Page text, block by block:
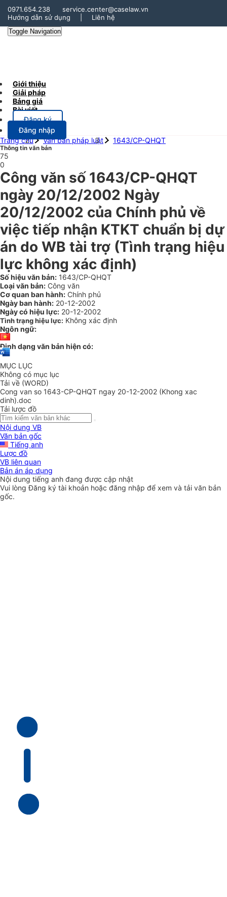
0971.654.238
service.center@caselaw.vn
Hướng dẫn sử dụng
Liên hệ
Toggle Navigation
Giới thiệu
Giải pháp
Bảng giá
Bài viết
Đăng ký
Đăng nhập
Trang chủ
Văn bản pháp luật 1643/CP-QHQT
Thông tin văn bản
75
0
Công văn số 1643/CP-QHQT
ngày 20/12/2002 Ngày
20/12/2002 của Chính phủ về
việc tiếp nhận KTKT chuẩn bị dự
án do WB tài trợ (Tình trạng hiệu
lực không xác định)
Số hiệu văn bản: 1643/CP-QHQT
Loại văn bản: Công văn
Cơ quan ban hành: Chính phủ
Ngày ban hành: 20-12-2002
Ngày có hiệu lực: 20-12-2002
Tình trạng hiệu lực: Không xác định
Ngôn ngữ:
Định dạng văn bản hiện có:
MỤC LỤC
Không có mục lục
Tải về (WORD)
Cong van so 1643-CP-QHQT ngay 20-12-2002 (Khong xac
dinh).doc
Tải lược đồ
Nội dung VB
Văn bản gốc
Tiếng anh
Lược đồ
VB liên quan
Bản án áp dụng
Nội dung tiếng anh đang được cập nhật
Vui lòngĐăng ký tài khoản hoặc đăng nhập để xem và tải văn bản
gốc.